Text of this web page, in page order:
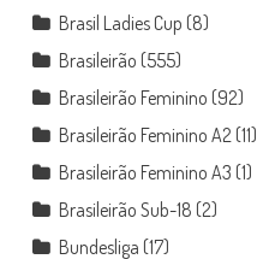
Brasil Ladies Cup (8)
Brasileirão (555)
Brasileirão Feminino (92)
Brasileirão Feminino A2(11)
Brasileirão Feminino A3 (1)
Brasileirão Sub-18 (2)
Bundesliga (17)